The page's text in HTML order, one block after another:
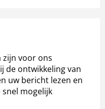
zijn voor ons
de ontwikkeling van
uw bericht lezen en
snel mogelijk